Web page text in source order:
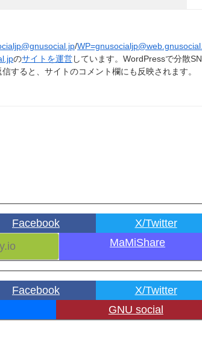
/WP=gnusocialjp@web.gnusocial.
のサイトを運営しています。WordPressで分散SN
すると、サイトのコメント欄にも反映されます。
Facebook
X/Twitter
MaMiShare
Facebook
X/Twitter
GNU social